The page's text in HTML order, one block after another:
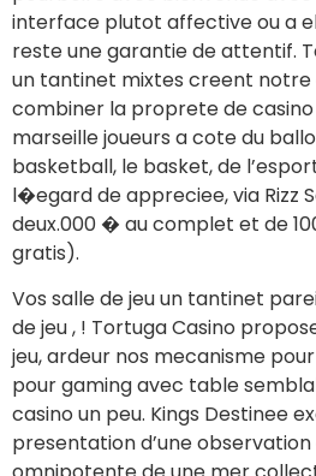
interface plutot affective ou a
reste une garantie de attentif.
un tantinet mixtes creent
combiner la proprete de
marseille joueurs a cote du
basketball, le basket, de
l�egard de appreciee, via Rizz
deux.000 � au complet et de
gratis).
Vos salle de jeu un tantinet
de jeu , ! Tortuga Casino
jeu, ardeur nos mecanisme
pour gaming avec table
casino un peu. Kings Destinee
presentation d’une